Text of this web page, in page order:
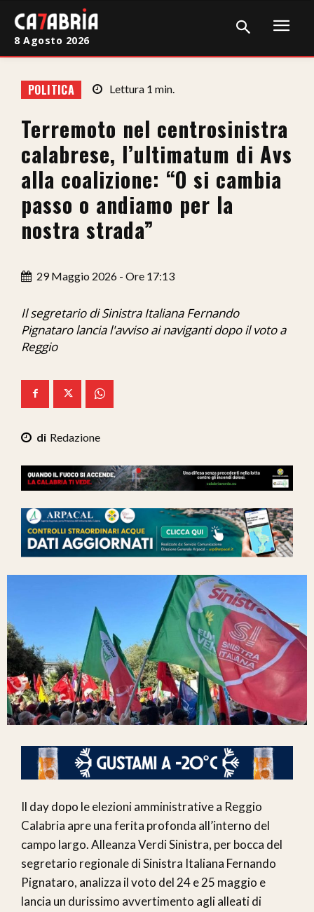
Cronaca
Giudiziaria
Politica
Sport
Attualità
Ita-Mondo
C7 Play
We Calabria
8 Agosto 2026
POLITICA Lettura 1 min.
Terremoto nel centrosinistra
calabrese, l’ultimatum di Avs
alla coalizione: “O si cambia
passo o andiamo per la
nostra strada”
29 Maggio 2026 - Ore 17:13
Il segretario di Sinistra Italiana Fernando
Pignataro lancia l'avviso ai naviganti dopo il voto a
Reggio
Redazione
Il day dopo le elezioni amministrative a Reggio
Calabria apre una ferita profonda all’interno del
campo largo. Alleanza Verdi Sinistra, per bocca del
segretario regionale di Sinistra Italiana Fernando
Pignataro, analizza il voto del 24 e 25 maggio e
lancia un durissimo avvertimento agli alleati di